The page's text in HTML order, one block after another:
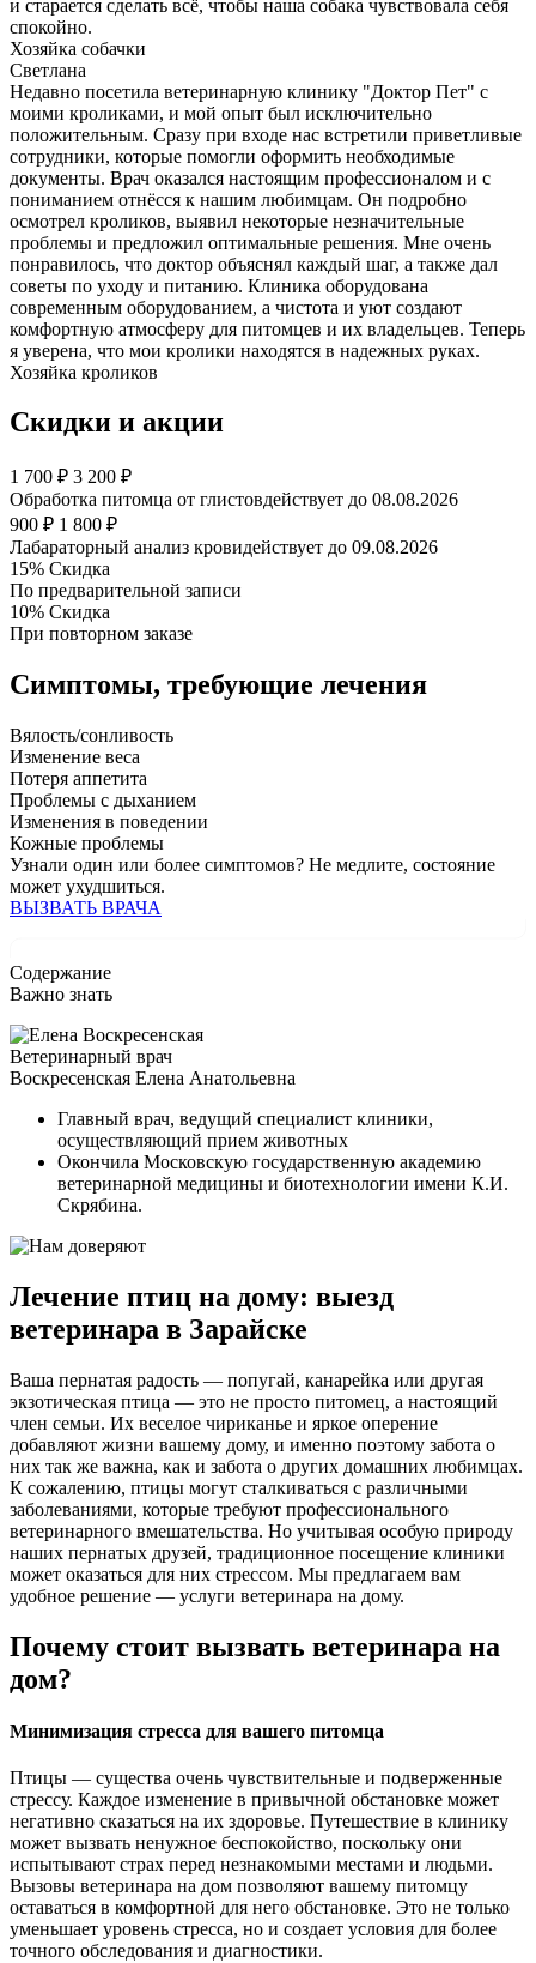
и старается сделать всё, чтобы наша собака чувствовала себя
спокойно.
Хозяйка собачки
Светлана
Недавно посетила ветеринарную клинику "Доктор Пет" с
моими кроликами, и мой опыт был исключительно
положительным. Сразу при входе нас встретили приветливые
сотрудники, которые помогли оформить необходимые
документы. Врач оказался настоящим профессионалом и с
пониманием отнёсся к нашим любимцам. Он подробно
осмотрел кроликов, выявил некоторые незначительные
проблемы и предложил оптимальные решения. Мне очень
понравилось, что доктор объяснял каждый шаг, а также дал
советы по уходу и питанию. Клиника оборудована
современным оборудованием, а чистота и уют создают
комфортную атмосферу для питомцев и их владельцев. Теперь
я уверена, что мои кролики находятся в надежных руках.
Хозяйка кроликов
Скидки и акции
1 700 ₽ 3 200 ₽
Обработка питомца от глистовдействует до 08.08.2026
900 ₽ 1 800 ₽
Лабараторный анализ кровидействует до 09.08.2026
15% Скидка
По предварительной записи
10% Скидка
При повторном заказе
Симптомы, требующие лечения
Вялость/сонливость
Изменение веса
Потеря аппетита
Проблемы с дыханием
Изменения в поведении
Кожные проблемы
Узнали один или более симптомов? Не медлите, состояние
может ухудшиться.
ВЫЗВАТЬ ВРАЧА
Содержание
Важно знать
Ветеринарный врач
Воскресенская Елена Анатольевна
Главный врач, ведущий специалист клиники,
осуществляющий прием животных
Окончила Московскую государственную академию
ветеринарной медицины и биотехнологии имени К.И.
Скрябина.
Лечение птиц на дому: выезд
ветеринара в Зарайске
Ваша пернатая радость — попугай, канарейка или другая
экзотическая птица — это не просто питомец, а настоящий
член семьи. Их веселое чириканье и яркое оперение
добавляют жизни вашему дому, и именно поэтому забота о
них так же важна, как и забота о других домашних любимцах.
К сожалению, птицы могут сталкиваться с различными
заболеваниями, которые требуют профессионального
ветеринарного вмешательства. Но учитывая особую природу
наших пернатых друзей, традиционное посещение клиники
может оказаться для них стрессом. Мы предлагаем вам
удобное решение — услуги ветеринара на дому.
Почему стоит вызвать ветеринара на
дом?
Минимизация стресса для вашего питомца
Птицы — существа очень чувствительные и подверженные
стрессу. Каждое изменение в привычной обстановке может
негативно сказаться на их здоровье. Путешествие в клинику
может вызвать ненужное беспокойство, поскольку они
испытывают страх перед незнакомыми местами и людьми.
Вызовы ветеринара на дом позволяют вашему питомцу
оставаться в комфортной для него обстановке. Это не только
уменьшает уровень стресса, но и создает условия для более
точного обследования и диагностики.